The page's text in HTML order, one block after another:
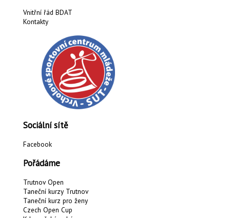
Vnitřní řád BDAT
Kontakty
Sociální sítě
Facebook
Pořádáme
Trutnov Open
Taneční kurzy Trutnov
Taneční kurz pro ženy
Czech Open Cup